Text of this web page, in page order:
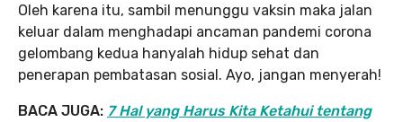
Oleh karena itu, sambil menunggu vaksin maka jalan
keluar dalam menghadapi ancaman pandemi corona
gelombang kedua hanyalah hidup sehat dan
penerapan pembatasan sosial. Ayo, jangan menyerah!
BACA JUGA: 7 Hal yang Harus Kita Ketahui tentang